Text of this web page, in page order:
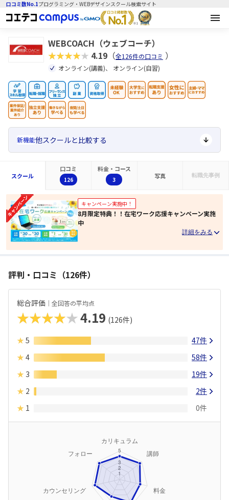
口コミ数No.1プログラミング・WEBデザインスクール検索サイト
WEBCOACH（ウェブコーチ）
★★★★★ 4.19 （全126件の口コミ ）
オンライン(講義)、 オンライン(自習)
新機能他スクールと比較する
スクール
口コミ
126
料金・コース
3 写真 転職先事例
キャンペーン実施中！
8月限定特典！！在宅ワーク応援キャンペーン実施
中
評判・口コミ（126件）
総合評価 ｜全回答の平均点
★★★★★4.19 (126件)
★ 5
47件
★ 4
58件
★ 3
19件
★ 2
2件
★ 1 0件